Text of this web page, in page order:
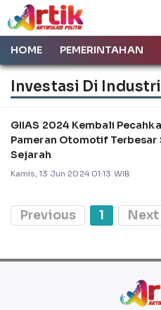
HOME PEMERINTAHAN
Investasi Di
GIIAS 2024 Kembali
Pameran Otomotif Terbesar
Sejarah
Kamis, 13 Jun 2024 01:13 WIB
Previous 1 Next